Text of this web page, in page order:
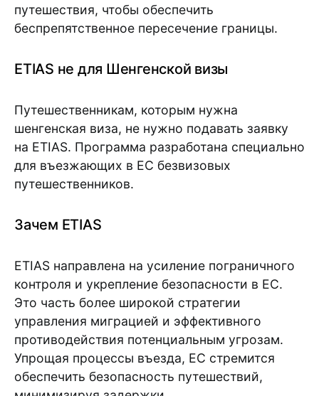
путешествия, чтобы обеспечить
беспрепятственное пересечение границы.
ETIAS не для Шенгенской визы
Путешественникам, которым нужна
шенгенская виза, не нужно подавать заявку
на ETIAS. Программа разработана специально
для въезжающих в ЕС безвизовых
путешественников.
Зачем ETIAS
ETIAS направлена на усиление пограничного
контроля и укрепление безопасности в ЕС.
Это часть более широкой стратегии
управления миграцией и эффективного
противодействия потенциальным угрозам.
Упрощая процессы въезда, ЕС стремится
обеспечить безопасность путешествий,